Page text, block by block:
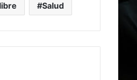
Salud